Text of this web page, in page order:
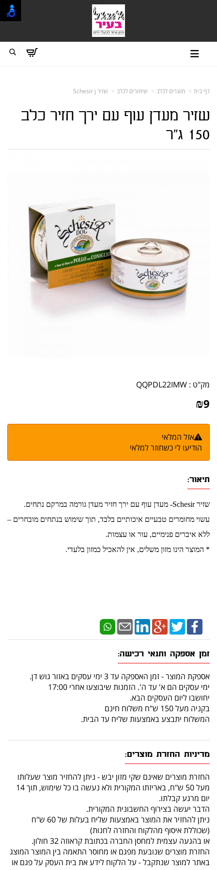
דף בית מוצרים לכלב שימורים לכלב שזיר ן Schesir
שזיר מעדן עוף עם ירך חזיר כלב
150 ג"ר
מק"ט : QQPDL22IMW
₪9
אזל המלאי
הודיעו לי כשחוזר למלאי
תיאור:
שזיר Schesir- מעדן עוף עם ירך חזיר מעדן גורמה במרקם נתחים.
עשוי מחומרים טבעיים איכותיים בלבד, תוך שימוש בנתחים מובחרים –
ללא איברים פנימיים, עור או עצמות.
* המוצר הינו מזון משלים, אין להאכיל כמזון בלעדי.
זמן אספקה ותנאי רכישה:
אספקת המוצר - זמן האספקה עד 3 ימי עסקים באזור גוש דן.
ימי עסקים הם א' עד ה'. הזמנות שיבוצעו אחרי 17:00
יחושבו ליום העסקים הבא.
בקניה מעל 150 ש"ח משלוח חינם
המשלוח יתבצע באמצעות שליח עד הבית.
מדיניות החזרת מוצרים:
החזרת מוצרים שאינם שקי מזון יבש - ניתן להחזיר מוצר שעלותו
מעל 50 ש"ח, באריזתו המקורית ולא נעשה בו כל שימוש, תוך 14
יום מרגע קבלתו.
הדבר יעשה בצירוף החשבונית המקורית.
ניתן להחזיר את המוצר באמצעות שליח בעלות של 60 ש"ח
(שכוללת איסוף מהלקוח והחזרה לחנות)
או בהגעה עצמית למחסן החברה בכתובת קראוזה 32 חולון.
החזרת מוצרים שנובעת מפגם או מחוסר התאמה בין המוצר המוצג
באתר למוצר שנתקבל - על הלקוח לידע את בית העסק על פגם או